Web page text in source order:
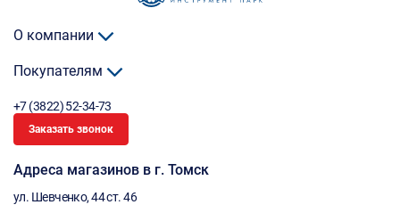
О компании
Покупателям
+7 (3822) 52-34-73
Заказать звонок
Адреса магазинов в г. Томск
ул. Шевченко, 44 ст. 46